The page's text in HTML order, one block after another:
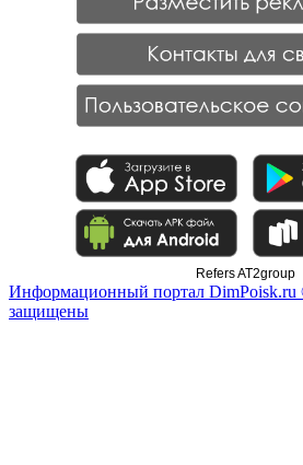
Refers AT2group
Информационный портал DimPoisk.ru
защищены